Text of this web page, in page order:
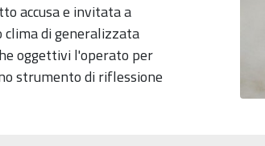
accusa e invitata a
clima di generalizzata
oggettivi l'operato per
strumento di riflessione